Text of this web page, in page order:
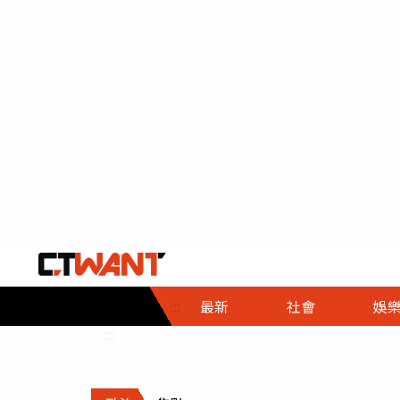
::: 最新 社會
社會首頁
時事
調查
娛樂
娛樂首頁
即時
財經首頁
熱線
政